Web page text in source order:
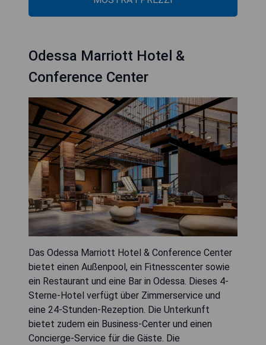
Odessa Marriott Hotel &
Conference Center
Das Odessa Marriott Hotel & Conference Center
bietet einen Außenpool, ein Fitnesscenter sowie
ein Restaurant und eine Bar in Odessa. Dieses 4-
Sterne-Hotel verfügt über Zimmerservice und
eine 24-Stunden-Rezeption. Die Unterkunft
bietet zudem ein Business-Center und einen
Concierge-Service für die Gäste. Die